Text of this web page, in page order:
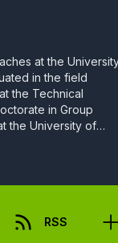
at the
in the field
the Technical
in Group
the University of
for the
certified group
RSS